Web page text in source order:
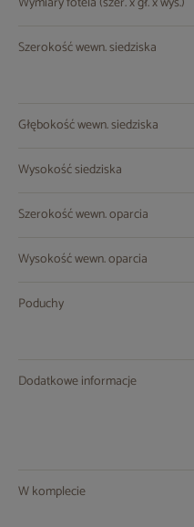
Szerokość wewn. siedziska
Głębokość wewn. siedziska
Wysokość siedziska
Szerokość wewn. oparcia
Wysokość wewn. oparcia
Poduchy
Dodatkowe informacje
W komplecie